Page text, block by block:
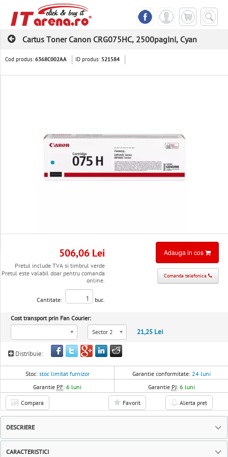
Cartus Toner Canon CRG075HC, 2500pagini, Cyan
Cod produs:6368C002AA ID produs: 521584
506,06 Lei
Pretul include TVA si timbrul verde
Pretul este valabil doar pentru comanda
online.
Cantitate: buc.
Adauga in cos
Comanda telefonica
Cost transport prin Fan Courier:
Sector 2
21,25 Lei
Distribuie:
Stoc: stoc limitat furnizor Garantie conformitate: 24 luni
Garantie PF:6 luni Garantie PJ: 6 luni
Compara Favorit Alerta pret
DESCRIERE
CARACTERISTICI